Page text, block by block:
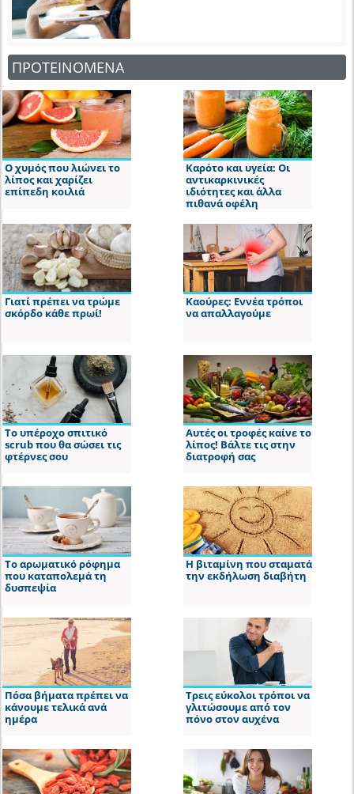
ΠΡΟΤΕΙΝΟΜΕΝΑ
Ο χυμός που λιώνει το
λίπος και χαρίζει
επίπεδη κοιλιά
Καρότο και υγεία: Οι
αντικαρκινικές
ιδιότητες και άλλα
πιθανά οφέλη
Γιατί πρέπει να τρώμε
σκόρδο κάθε πρωί!
Καούρες: Εννέα τρόποι
να απαλλαγούμε
Το υπέροχο σπιτικό
scrub που θα σώσει τις
φτέρνες σου
Αυτές οι τροφές καίνε το
λίπος! Βάλτε τις στην
διατροφή σας
Το αρωματικό ρόφημα
που καταπολεμά τη
δυσπεψία
Η βιταμίνη που σταματά
την εκδήλωση διαβήτη
Πόσα βήματα πρέπει να
κάνουμε τελικά ανά
ημέρα
Τρεις εύκολοι τρόποι να
γλιτώσουμε από τον
πόνο στον αυχένα